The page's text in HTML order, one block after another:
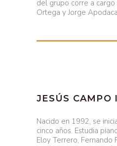
del grupo corre a cargo
Ortega y Jorge
JESÚS CAMPO
Nacido en 1992, se
cinco años. Estudia
Eloy Terrero, Fernando